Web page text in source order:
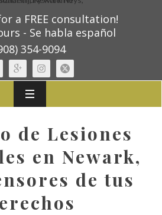
a FREE consultation!
- Se habla español
354-9094
de Lesiones
en Newark,
de tus